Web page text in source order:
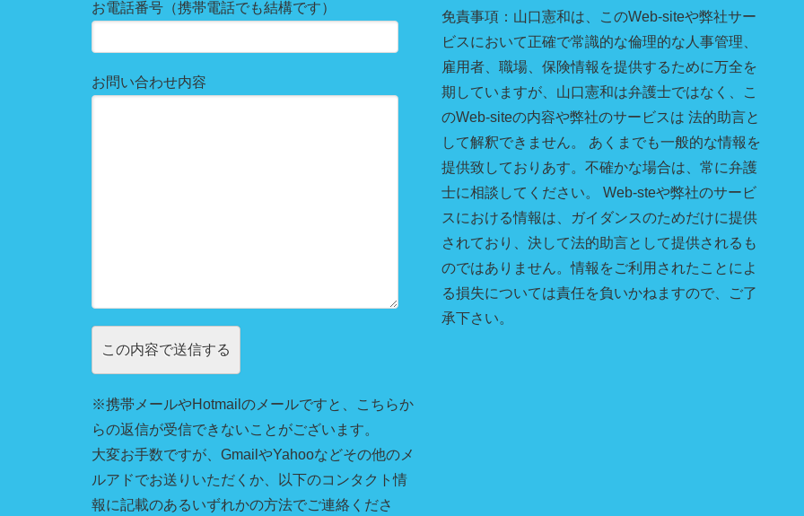
お電話番号（携帯電話でも結構です）
お問い合わせ内容
※携帯メールやHotmailのメールですと、こちらか
らの返信が受信できないことがございます。
大変お手数ですが、GmailやYahooなどその他のメ
ルアドでお送りいただくか、以下のコンタクト情
報に記載のあるいずれかの方法でご連絡くださ
免責事項：山口憲和は、このWeb-siteや弊社サー
ビスにおいて正確で常識的な倫理的な人事管理、
雇用者、職場、保険情報を提供するために万全を
期していますが、山口憲和は弁護士ではなく、こ
のWeb-siteの内容や弊社のサービスは 法的助言と
して解釈できません。 あくまでも一般的な情報を
提供致しておりあす。不確かな場合は、常に弁護
士に相談してください。 Web-steや弊社のサービ
スにおける情報は、ガイダンスのためだけに提供
されており、決して法的助言として提供されるも
のではありません。情報をご利用されたことによ
る損失については責任を負いかねますので、ご了
承下さい。